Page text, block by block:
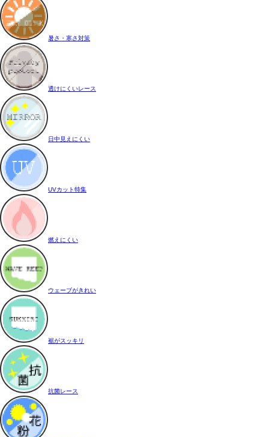
暑さ・寒さ対策
透けにくいレース
日中見えにくい
UVカット特集
燃えにくい
ウェーブがきれい
裾がスッキリ
抗菌レース